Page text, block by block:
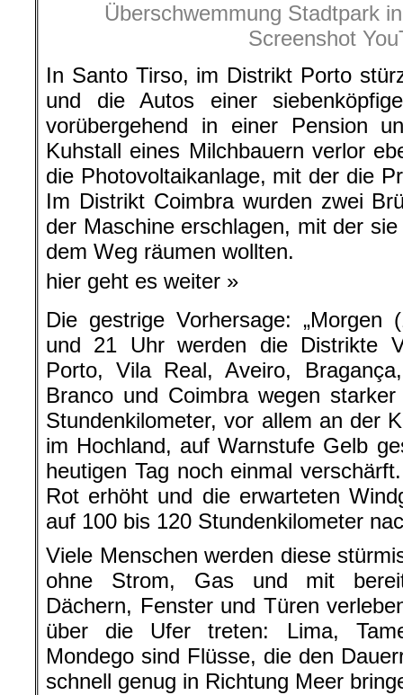
Überschwemmung Stadtpark
Screenshot
In Santo Tirso, im Distrikt Porto
und die Autos einer
vorübergehend in einer Pension
Kuhstall eines Milchbauern verlor
die Photovoltaikanlage, mit der die
Im Distrikt Coimbra wurden zwei
der Maschine erschlagen, mit der
dem Weg räumen wollten.
hier geht es weiter »
Die gestrige Vorhersage: „Morgen
und 21 Uhr werden die Distrikte
Porto, Vila Real, Aveiro,
Branco und Coimbra wegen
Stundenkilometer, vor allem an der
im Hochland, auf Warnstufe Gelb
heutigen Tag noch einmal
Rot erhöht und die erwarteten
auf 100 bis 120 Stundenkilometer
Viele Menschen werden diese
ohne Strom, Gas und mit
Dächern, Fenster und Türen
über die Ufer treten: Lima,
Mondego sind Flüsse, die den
schnell genug in Richtung Meer